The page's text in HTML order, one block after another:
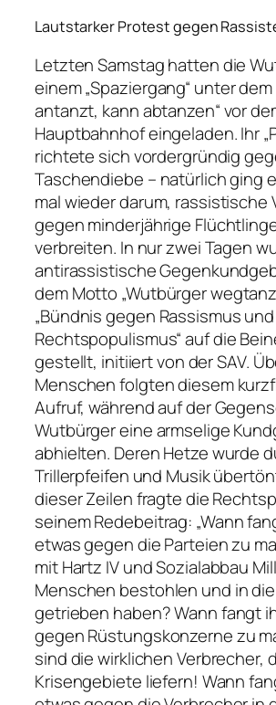
Lautstarker Protest gegen
Letzten Samstag hatten die
einem „Spaziergang“ unter
antanzt, kann abtanzen“ vor
Hauptbahnhof eingeladen. Ihr
richtete sich vordergründig
Taschendiebe – natürlich ging
mal wieder darum, rassistische
gegen minderjährige
verbreiten. In nur zwei Tagen
antirassistische
dem Motto „Wutbürger
„Bündnis gegen Rassismus und
Rechtspopulismus“ auf die
gestellt, initiiert von der SAV.
Menschen folgten diesem
Aufruf, während auf der
Wutbürger eine armselige
abhielten. Deren Hetze wurde
Trillerpfeifen und Musik
dieser Zeilen fragte die
seinem Redebeitrag: „Wann
etwas gegen die Parteien zu
mit Hartz IV und Sozialabbau
Menschen bestohlen und in
getrieben haben? Wann fangt
gegen Rüstungskonzerne zu
sind die wirklichen Verbrecher,
Krisengebiete liefern! Wann